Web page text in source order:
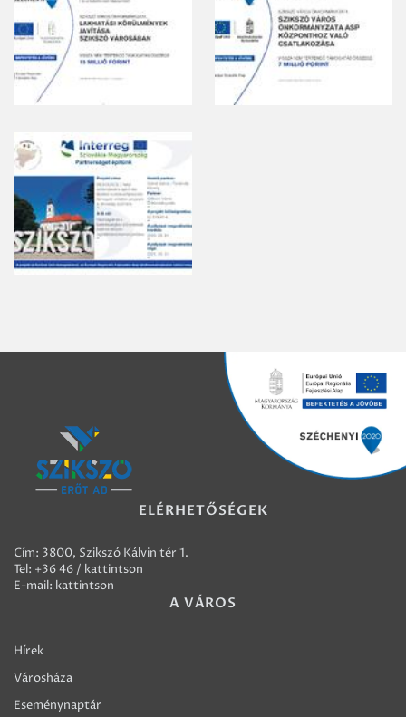
ELÉRHETŐSÉGEK
Cím: 3800, Szikszó Kálvin tér 1.
Tel: +36 46 / kattintson
E-mail: kattintson
A VÁROS
Hírek
Városháza
Eseménynaptár